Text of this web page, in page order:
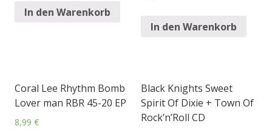
In den Warenkorb
In den Warenkorb
Coral Lee Rhythm Bomb
Lover man RBR 45-20 EP
8,99 €
Black Knights Sweet
Spirit Of Dixie + Town Of
Rock’n’Roll CD